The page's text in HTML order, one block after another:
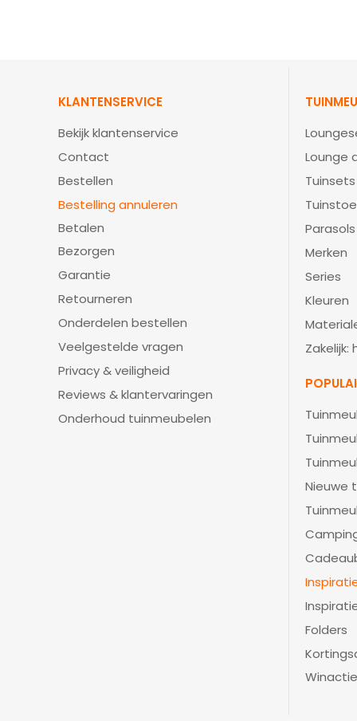
KLANTENSERVICE
Bekijk klantenservice
Contact
Bestellen
Bestelling annuleren
Betalen
Bezorgen
Garantie
Retourneren
Onderdelen bestellen
Veelgestelde vragen
Privacy & veiligheid
Reviews & klantervaringen
Onderhoud tuinmeubelen
Lounge
Tuinsets
Parasols
Merken
Series
Kleuren
Zakelijk:
Nieuwe
Folders